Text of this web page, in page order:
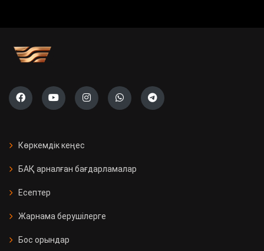
Көркемдік кеңес
БАҚ арналған бағдарламалар
Есептер
Жарнама берушілерге
Бос орындар